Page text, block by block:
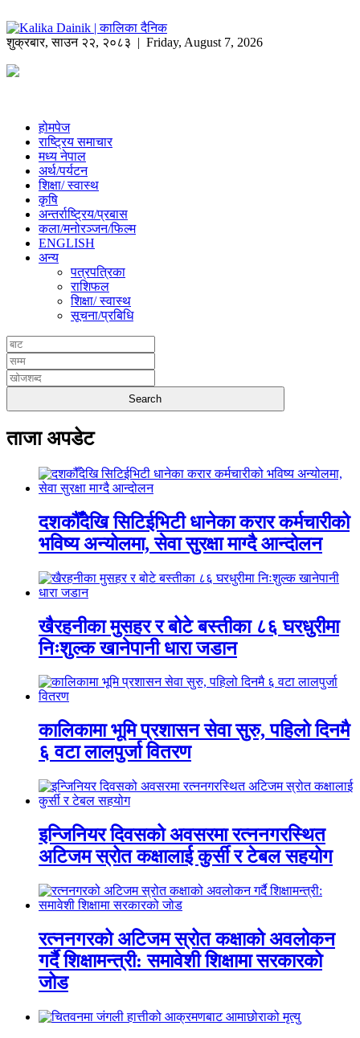
शुक्रबार,साउन २२, २०८३ | Friday, August 7, 2026
होमपेज
राष्ट्रिय समाचार
मध्य नेपाल
अर्थ/पर्यटन
शिक्षा/ स्वास्थ
कृषि
अन्तर्राष्ट्रिय/प्रबास
कला/मनोरञ्जन/फिल्म
ENGLISH
अन्य
पत्रपत्रिका
राशिफल
शिक्षा/ स्वास्थ
सूचना/प्रबिधि
ताजा अपडेट
दशकौँदेखि सिटिईभिटी धानेका करार कर्मचारीको
भविष्य अन्योलमा, सेवा सुरक्षा माग्दै आन्दोलन
खैरहनीका मुसहर र बोटे बस्तीका ८६ घरधुरीमा
निःशुल्क खानेपानी धारा जडान
कालिकामा भूमि प्रशासन सेवा सुरु, पहिलो दिनमै
६ वटा लालपुर्जा वितरण
इन्जिनियर दिवसको अवसरमा रत्ननगरस्थित
अटिजम स्रोत कक्षालाई कुर्सी र टेबल सहयोग
रत्ननगरको अटिजम स्रोत कक्षाको अवलोकन
गर्दै शिक्षामन्त्री: समावेशी शिक्षामा सरकारको
जोड